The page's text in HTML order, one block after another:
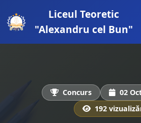
Liceul Teoretic
"Alexandru cel Bun"
Concurs
02
192